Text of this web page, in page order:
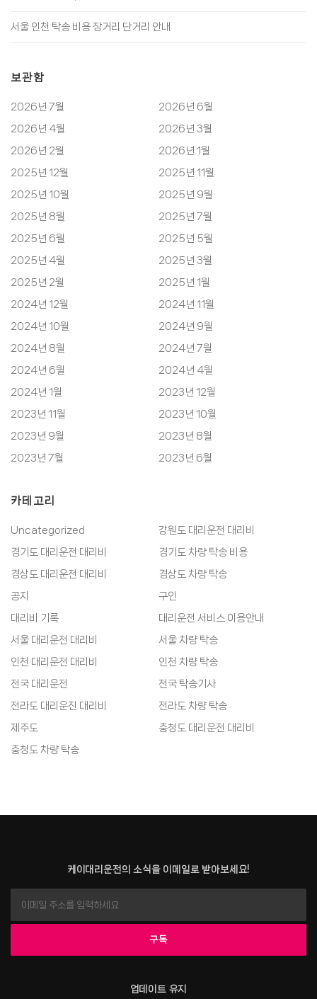
서울 인천 탁송 비용 장거리 단거리 안내
보관함
2026년 7월
2026년 6월
2026년 4월
2026년 3월
2026년 2월
2026년 1월
2025년 12월
2025년 11월
2025년 10월
2025년 9월
2025년 8월
2025년 7월
2025년 6월
2025년 5월
2025년 4월
2025년 3월
2025년 2월
2025년 1월
2024년 12월
2024년 11월
2024년 10월
2024년 9월
2024년 8월
2024년 7월
2024년 6월
2024년 4월
2024년 1월
2023년 12월
2023년 11월
2023년 10월
2023년 9월
2023년 8월
2023년 7월
2023년 6월
카테고리
Uncategorized
강원도 대리운전 대리비
경기도 대리운전 대리비
경기도 차량 탁송 비용
경상도 대리운전 대리비
경상도 차량 탁송
공지
구인
대리비 기록
대리운전 서비스 이용안내
서울 대리운전 대리비
서울 차량 탁송
인천 대리운전 대리비
인천 차량 탁송
전국 대리운전
전국 탁송기사
전라도 대리운진 대리비
전라도 차량 탁송
제주도
충청도 대리운전 대리비
충청도 차량 탁송
케이대리운전의 소식을 이메일로 받아보세요!
업데이트 유지